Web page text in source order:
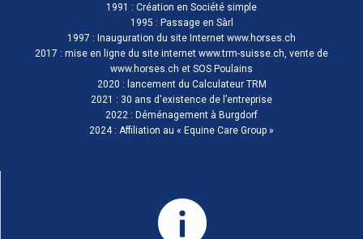
1991 : Création en Société simple
1995 : Passage en Sàrl
1997 : Inauguration du site Internet www.horses.ch
2017 : mise en ligne du site internet www.trm-suisse.ch, vente de
www.horses.ch et SOS Poulains
2020 : lancement du Calculateur TRM
2021 : 30 ans d'existence de l’entreprise
2022 : Déménagement à Burgdorf
2024 : Affiliation au « Equine Care Group »